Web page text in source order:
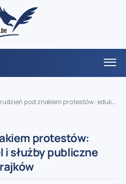
pod znakiem protestów: edukacja, handel i służby publiczne szykują się do strajków
protestów:
i służby publiczne